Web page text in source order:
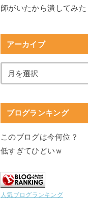
師がいたから潰してみた
アーカイブ
ブログランキング
このブログは今何位？
低すぎてひどいｗ
人気ブログランキング